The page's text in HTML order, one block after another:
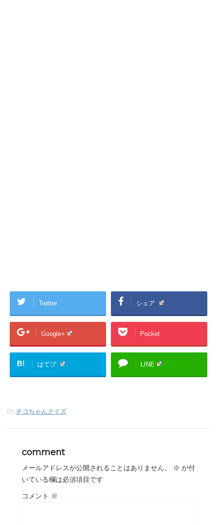
Twitter シェア
Google+ Pocket
B! はてブ LINE
-チコちゃんクイズ
comment
メールアドレスが公開されることはありません。 ※ が付
いている欄は必須項目です
コメント ※